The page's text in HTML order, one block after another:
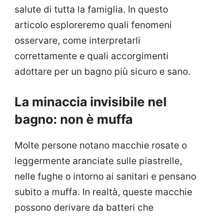
salute di tutta la famiglia. In questo
articolo esploreremo quali fenomeni
osservare, come interpretarli
correttamente e quali accorgimenti
adottare per un bagno più sicuro e sano.
La minaccia invisibile nel
bagno: non è muffa
Molte persone notano macchie rosate o
leggermente aranciate sulle piastrelle,
nelle fughe o intorno ai sanitari e pensano
subito a muffa. In realtà, queste macchie
possono derivare da batteri che